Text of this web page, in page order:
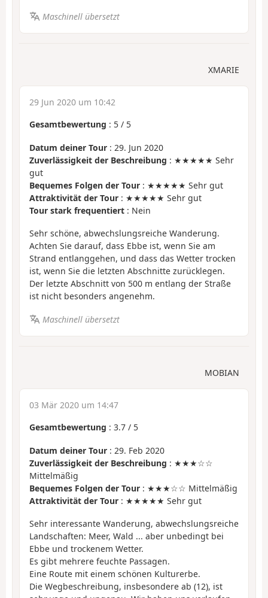
Maschinell übersetzt
XMARIE
29 Jun 2020 um 10:42
Gesamtbewertung : 5 / 5
Datum deiner Tour : 29. Jun 2020
Zuverlässigkeit der Beschreibung : ★★★★★ Sehr
gut
Bequemes Folgen der Tour : ★★★★★ Sehr gut
Attraktivität der Tour : ★★★★★ Sehr gut
Tour stark frequentiert : Nein
Sehr schöne, abwechslungsreiche Wanderung.
Achten Sie darauf, dass Ebbe ist, wenn Sie am
Strand entlanggehen, und dass das Wetter trocken
ist, wenn Sie die letzten Abschnitte zurücklegen.
Der letzte Abschnitt von 500 m entlang der Straße
ist nicht besonders angenehm.
Maschinell übersetzt
MOBIAN
03 Mär 2020 um 14:47
Gesamtbewertung : 3.7 / 5
Datum deiner Tour : 29. Feb 2020
Zuverlässigkeit der Beschreibung : ★★★☆☆
Mittelmäßig
Bequemes Folgen der Tour : ★★★☆☆ Mittelmäßig
Attraktivität der Tour : ★★★★★ Sehr gut
Sehr interessante Wanderung, abwechslungsreiche
Landschaften: Meer, Wald ... aber unbedingt bei
Ebbe und trockenem Wetter.
Es gibt mehrere feuchte Passagen.
Eine Route mit einem schönen Kulturerbe.
Die Wegbeschreibung, insbesondere ab (12), ist